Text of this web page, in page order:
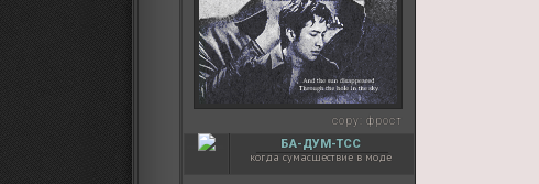
copy: фрост
БА-ДУМ-ТСС
когда сумасшествие в моде